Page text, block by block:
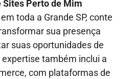
Sites Perto de Mim
toda a Grande SP, conte
sua presença
suas oportunidades de
também inclui a
com plataformas de